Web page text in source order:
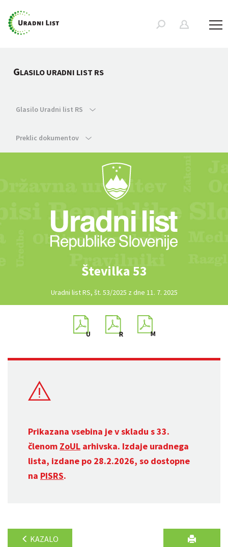
GLASILO URADNI LIST RS
Glasilo Uradni list RS
Preklic dokumentov
Številka 53
Uradni list RS, št. 53/2025 z dne 11. 7. 2025
Prikazana vsebina je v skladu s 33.
členom ZoUL arhivska. Izdaje uradnega
lista, izdane po 28.2.2026, so dostopne
na PISRS.
KAZALO